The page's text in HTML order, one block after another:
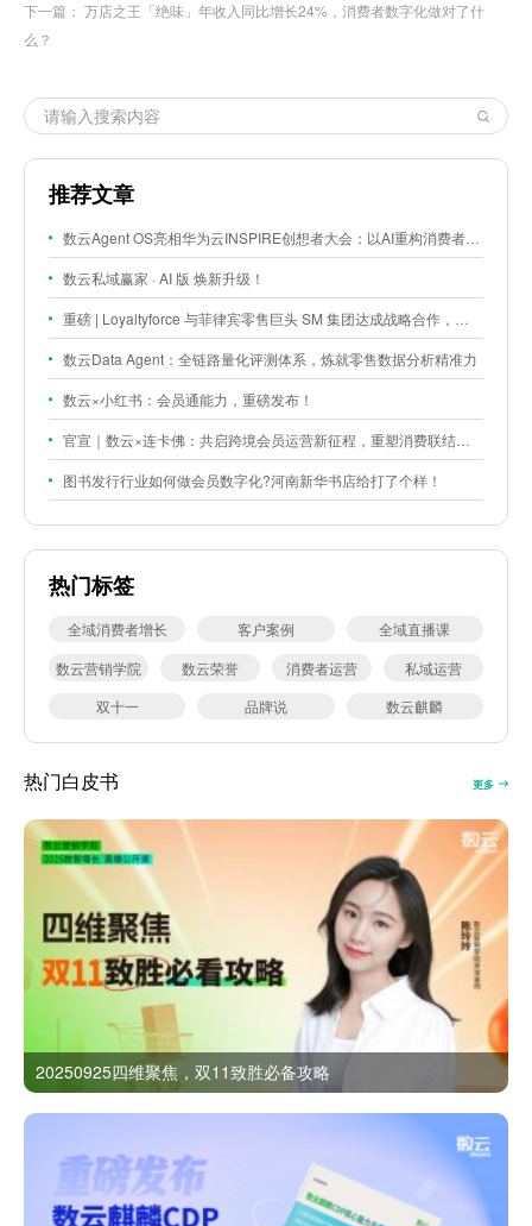
下一篇： 万店之王「绝味」年收入同比增长24%，消费者数字化做对了什
么？
推荐文章
数云Agent OS亮相华为云INSPIRE创想者大会：以AI重构消费者运营与零售营销新范式
数云私域赢家 · AI 版 焕新升级！
重磅 | Loyaltyforce 与菲律宾零售巨头 SM 集团达成战略合作，携手开启 SMAC 会员数智化运营新征程
数云Data Agent：全链路量化评测体系，炼就零售数据分析精准力
数云×小红书：会员通能力，重磅发布！
官宣｜数云×连卡佛：共启跨境会员运营新征程，重塑消费联结新体验
图书发行行业如何做会员数字化?河南新华书店给打了个样！
热门标签
全域消费者增长 客户案例
全域直播课
数云营销学院
数云荣誉 消费者运营
私域运营
双十一
品牌说 数云麒麟
热门白皮书 更多
20250925四维聚焦，双11致胜必备攻略